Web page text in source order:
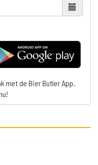
met de Bier Butler App.